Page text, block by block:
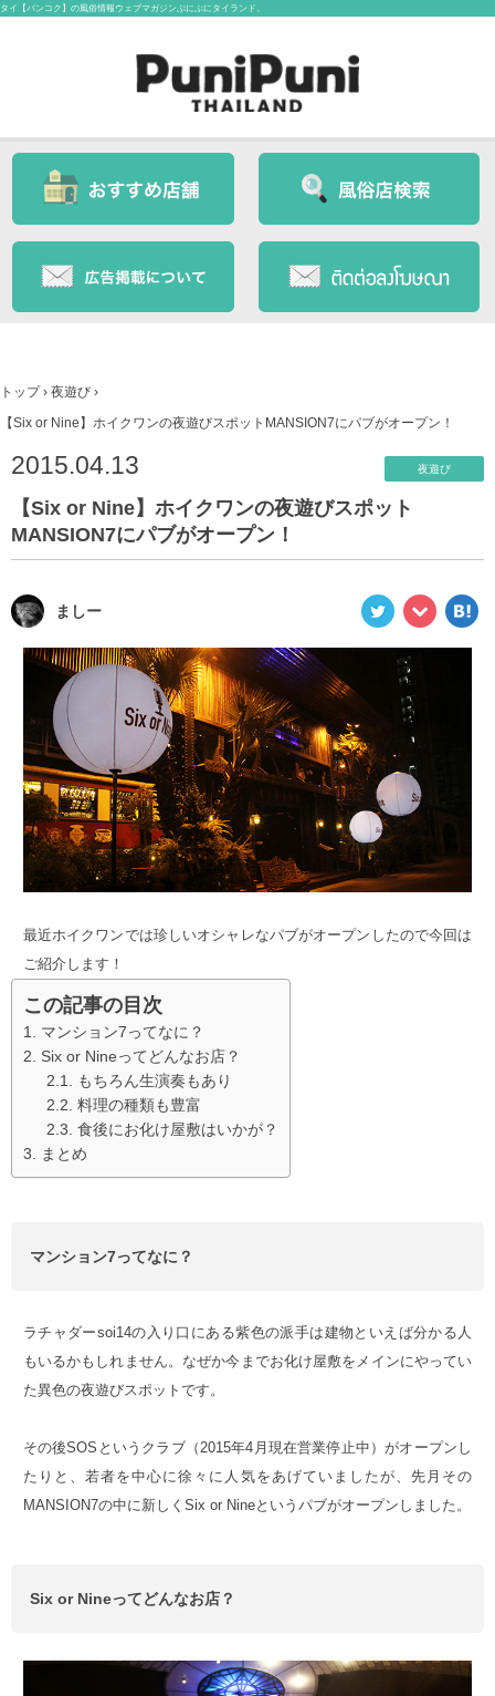
タイ【バンコク】の風俗情報ウェブマガジンぷにぷにタイランド。
トップ › 夜遊び ›
【Six or Nine】ホイクワンの夜遊びスポットMANSION7にパブがオープン！
2015.04.13 夜遊び
【Six or Nine】ホイクワンの夜遊びスポット
MANSION7にパブがオープン！
ましー
最近ホイクワンでは珍しいオシャレなパブがオープンしたので今回は
ご紹介します！
この記事の目次
マンション7ってなに？
Six or Nineってどんなお店？
もちろん生演奏もあり
料理の種類も豊富
食後にお化け屋敷はいかが？
まとめ
マンション7ってなに？
ラチャダーsoi14の入り口にある紫色の派手は建物といえば分かる人
もいるかもしれません。なぜか今までお化け屋敷をメインにやってい
た異色の夜遊びスポットです。
その後SOSというクラブ（2015年4月現在営業停止中）がオープンし
たりと、若者を中心に徐々に人気をあげていましたが、先月その
MANSION7の中に新しくSix or Nineというパブがオープンしました。
Six or Nineってどんなお店？